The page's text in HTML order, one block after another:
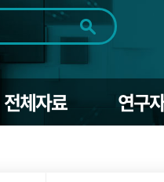
1주 1개월 3개월 1년
~
전체자료 연구